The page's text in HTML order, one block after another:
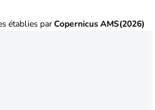
établies parCopernicus AMS(2026)